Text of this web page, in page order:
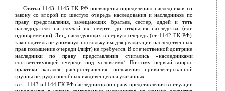
Статьи 1143–1145 ГК РФ посвящены определению наследников по
закону со второй по шестую очередь наследования и наследников по
праву представления, замещающих братьев, сестер, дядей и теть
наследодателя на случай их смерти до открытия наследства (или
одновременно). Лиц, наследующих в первую очередь (ст. 1142 ГК РФ),
законодатель не упомянул, поскольку им для реализации наследственных
прав повышение очереди (лифт) не требуется. В отечественной доктрине
наследники по праву представления считались «наследниками
соответствующей очереди под условием»1. Поэтому первый вопрос
практики касался распространения положения привилегированной
группы нетрудоспособных иждивенцев на указанных
в ст. 1143 и 1144 ГК РФ наследников по праву представления в ситуации